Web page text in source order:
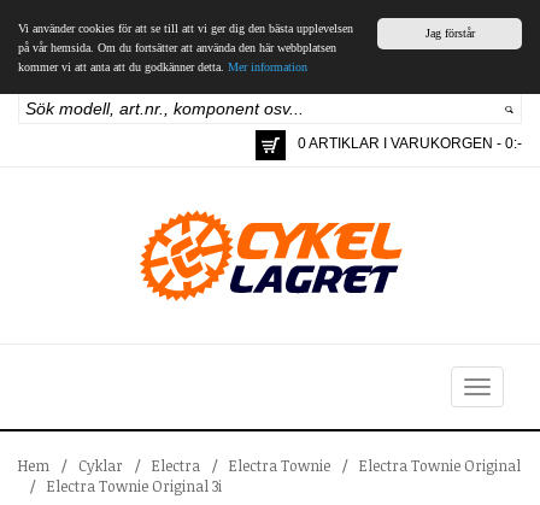
Jag förstår
Vi använder cookies för att se till att vi ger dig den bästa upplevelsen
på vår hemsida. Om du fortsätter att använda den här webbplatsen
kommer vi att anta att du godkänner detta. Mer information
0 ARTIKLAR I VARUKORGEN - 0:-
Toggle
navigation
Hem / Cyklar / Electra / Electra Townie / Electra Townie Original
/ Electra Townie Original 3i